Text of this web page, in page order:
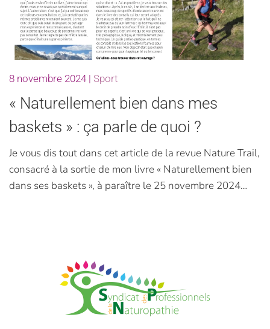
8 novembre 2024| Sport
« Naturellement bien dans mes
baskets » : ça parle de quoi ?
Je vous dis tout dans cet article de la revue Nature Trail,
consacré à la sortie de mon livre « Naturellement bien
dans ses baskets », à paraître le 25 novembre 2024…